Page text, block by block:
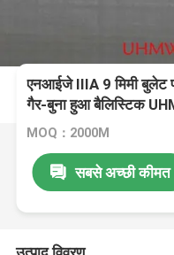
एनआईजे IIIA 9 मिमी बुलेट
गैर-बुना हुआ बैलिस्टिक
MOQ：2000M
सबसे अच्छी कीमत